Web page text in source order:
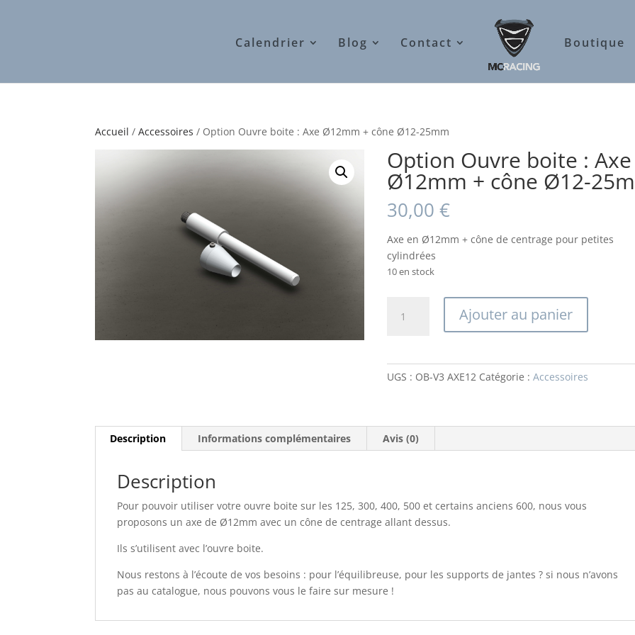
Calendrier Blog Contact Boutique
Accueil /Accessoires / Option Ouvre boite : Axe Ø12mm + cône Ø12-25mm
Option Ouvre boite : Axe
Ø12mm + cône Ø12-
30,00€
Axe en Ø12mm + cône de centrage pour petites
cylindrées
10 en stock
+
cône
Ajouter au panier
UGS : OB-V3 AXE12 Catégorie :Accessoires
Description Informations complémentaires Avis (0)
Description
Pour pouvoir utiliser votre ouvre boite sur les 125, 300, 400, 500 et certains anciens 600, nous vous
proposons un axe de Ø12mm avec un cône de centrage allant dessus.
Ils s’utilisent avec l’ouvre boite.
Nous restons à l’écoute de vos besoins : pour l’équilibreuse, pour les supports de jantes ? si nous n’avons
pas au catalogue, nous pouvons vous le faire sur mesure !